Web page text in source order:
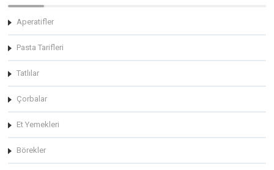
Aperatifler
Pasta Tarifleri
Tatlılar
Çorbalar
Et Yemekleri
Börekler